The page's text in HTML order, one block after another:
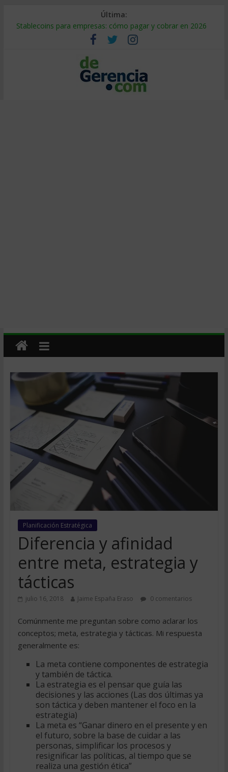
Última:
Stablecoins para empresas: cómo pagar y cobrar en 2026
Despido silencioso: qué es y por qué sale tan caro
IA en selección de personal: cómo auditarla a tiempo
Trabajo forzoso en la cadena de suministro: qué hacer
Mercado hispano de EE. UU.: cómo segmentarlo y venderle
Planificación Estratégica
Diferencia y afinidad
entre meta, estrategia y
tácticas
julio 16, 2018 Jaime España Eraso 0 comentarios
Comúnmente me preguntan sobre como aclarar los
conceptos; meta, estrategia y tácticas. Mi respuesta
generalmente es:
La meta contiene componentes de estrategia
y también de táctica.
La estrategia es el pensar que guía las
decisiones y las acciones (Las dos últimas ya
son táctica y deben mantener el foco en la
estrategia)
La meta es “Ganar dinero en el presente y en
el futuro, sobre la base de cuidar a las
personas, simplificar los procesos y
resignificar las políticas, al tiempo que se
realiza una gestión ética”